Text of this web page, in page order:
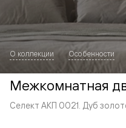
О коллекции Особенности
Межкомнатная
Селект АКП 0021. Дуб